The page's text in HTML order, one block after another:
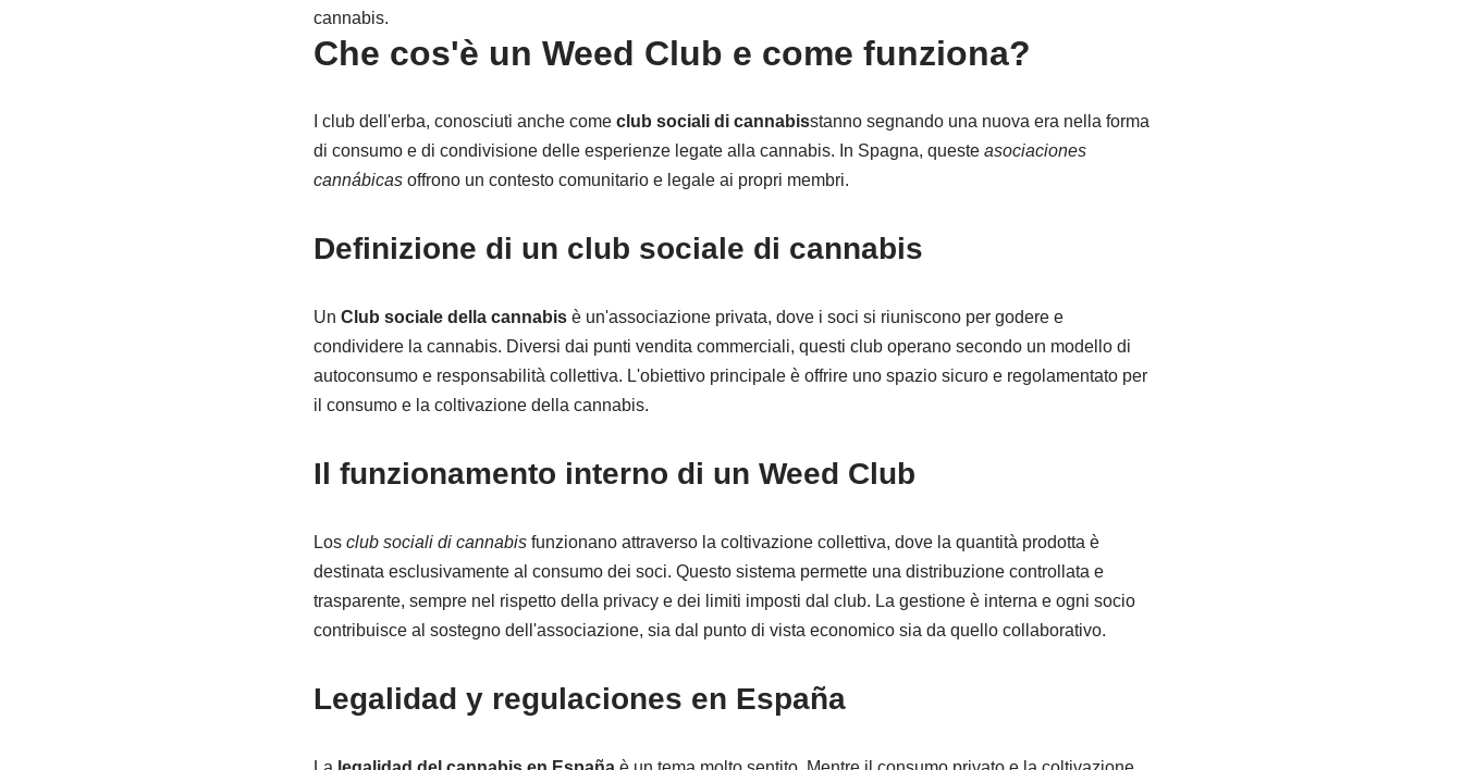
cannabis.
Che cos'è un Weed Club e come funziona?
I club dell'erba, conosciuti anche come club sociali di cannabisstanno segnando una nuova era nella forma
di consumo e di condivisione delle esperienze legate alla cannabis. In Spagna, queste asociaciones
cannábicasoffrono un contesto comunitario e legale ai propri membri.
Definizione di un club sociale di cannabis
Un Club sociale della cannabisè un'associazione privata, dove i soci si riuniscono per godere e
condividere la cannabis. Diversi dai punti vendita commerciali, questi club operano secondo un modello di
autoconsumo e responsabilità collettiva. L'obiettivo principale è offrire uno spazio sicuro e regolamentato per
il consumo e la coltivazione della cannabis.
Il funzionamento interno di un Weed Club
Los club sociali di cannabisfunzionano attraverso la coltivazione collettiva, dove la quantità prodotta è
destinata esclusivamente al consumo dei soci. Questo sistema permette una distribuzione controllata e
trasparente, sempre nel rispetto della privacy e dei limiti imposti dal club. La gestione è interna e ogni socio
contribuisce al sostegno dell'associazione, sia dal punto di vista economico sia da quello collaborativo.
Legalidad y regulaciones en España